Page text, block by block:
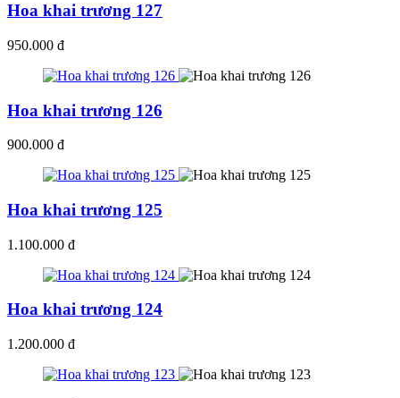
Hoa khai trương 127
950.000 đ
Hoa khai trương 126
900.000 đ
Hoa khai trương 125
1.100.000 đ
Hoa khai trương 124
1.200.000 đ